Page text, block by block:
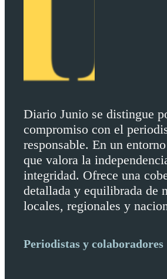
Diario Junio se distingue
compromiso con el
responsable. En un
que valora la
integridad. Ofrece una
detallada y equilibrada de
locales, regionales y
Periodistas y colaboradores